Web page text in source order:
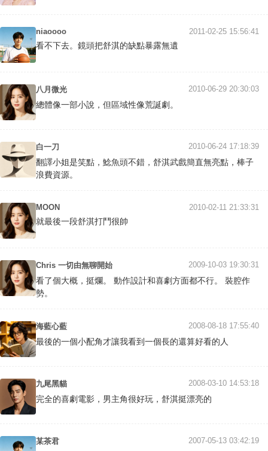
niaoooo 2011-02-25 15:56:41
看不下去。鏡頭把舒淇的缺點暴露無遺
八月微光 2010-06-29 20:30:03
總體像一部小說，但區域性像荒誕劇。
白一刀 2010-06-24 17:18:39
翻譯小姐是笑點，鯰魚頭不錯，舒淇武戲簡直無亮點，棒子
浪費資源。
MOON 2010-02-11 21:33:31
就最後一段舒淇打鬥很帥
Chris 一切由無聊開始 2009-10-03 19:30:31
看了個大概，挺爛。 動作設計和喜劇方面都不行。 裝腔作
勢。
海藍心藍 2008-08-18 17:55:40
最後的一個小配角才讓我看到一個長的還算好看的人
九尾黑貓 2008-03-10 14:53:18
完全的喜劇電影，男主角很好玩，舒淇挺漂亮的
某茶君 2007-05-13 03:42:19